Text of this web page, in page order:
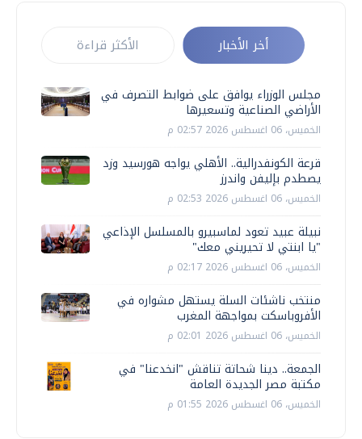
أخر الأخبار الأكثر قراءة
مجلس الوزراء يوافق على ضوابط التصرف في
الأراضي الصناعية وتسعيرها
الخميس، 06 اغسطس 2026 02:57 م
قرعة الكونفدرالية.. الأهلي يواجه هورسيد وزد
يصطدم بإليفن واندرز
الخميس، 06 اغسطس 2026 02:53 م
نبيلة عبيد تعود لماسبيرو بالمسلسل الإذاعي
"يا ابنتي لا تحيريني معك"
الخميس، 06 اغسطس 2026 02:17 م
منتخب ناشئات السلة يستهل مشواره في
الأفروباسكت بمواجهة المغرب
الخميس، 06 اغسطس 2026 02:01 م
الجمعة.. دينا شحاتة تناقش "انخدعنا" في
مكتبة مصر الجديدة العامة
الخميس، 06 اغسطس 2026 01:55 م